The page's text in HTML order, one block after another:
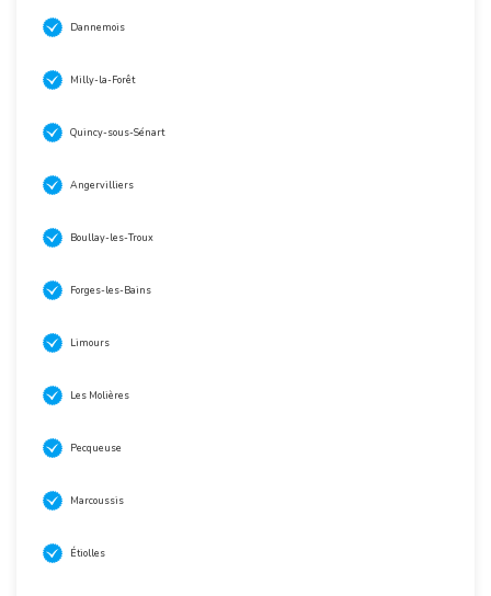
Dannemois
Milly-la-Forêt
Quincy-sous-Sénart
Angervilliers
Boullay-les-Troux
Forges-les-Bains
Limours
Les Molières
Pecqueuse
Marcoussis
Étiolles